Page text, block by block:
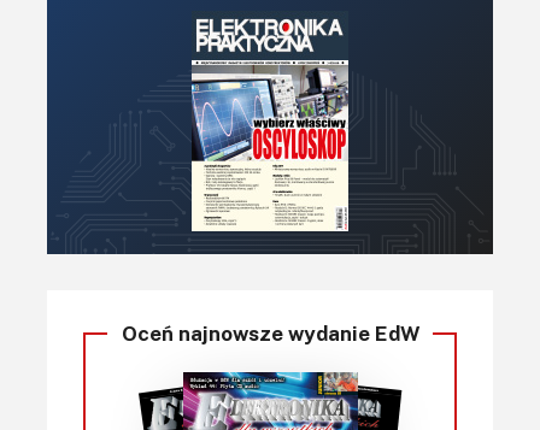
Oceń najnowsze wydanie EdW